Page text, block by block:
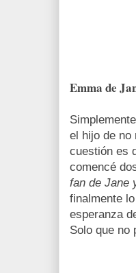
Emma de
el hijo de no
cuestión es
comencé
fan de Jane
finalmente
esperanza
Solo que no